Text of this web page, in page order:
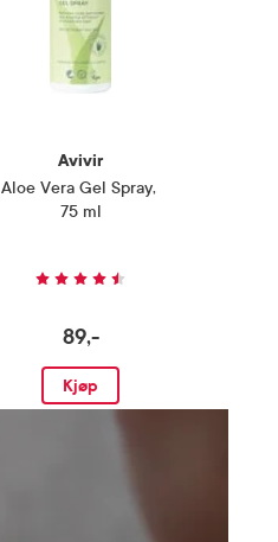
Avivir
Aloe Vera Gel Spray,
75 ml
89,-
Kjøp